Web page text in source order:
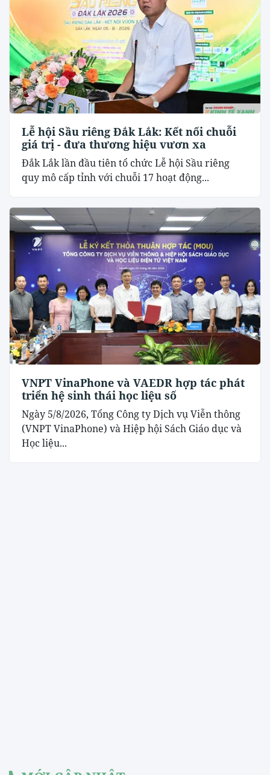
Lễ hội Sầu riêng Đắk Lắk: Kết nối chuỗi
giá trị - đưa thương hiệu vươn xa
Đắk Lắk lần đầu tiên tổ chức Lễ hội Sầu riêng
quy mô cấp tỉnh với chuỗi 17 hoạt động...
VNPT VinaPhone và VAEDR hợp tác phát
triển hệ sinh thái học liệu số
Ngày 5/8/2026, Tổng Công ty Dịch vụ Viễn thông
(VNPT VinaPhone) và Hiệp hội Sách Giáo dục và
Học liệu...